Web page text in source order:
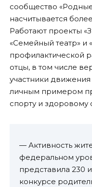
сообщество
насчитывается
Работают проекты
«Семейный театр» и
профилактической
отцы, в том числе
участники
личным примером
спорту и здоровому
— Активность
федеральном
представила 230
конкурсе